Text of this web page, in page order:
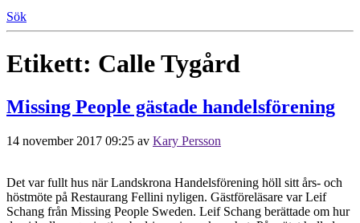
Sök
Etikett: Calle Tygård
Missing People gästade handelsförening
14 november 2017 09:25 av Kary Persson
Det var fullt hus när Landskrona Handelsförening höll sitt års- och
höstmöte på Restaurang Fellini nyligen. Gästföreläsare var Leif
Schang från Missing People Sweden. Leif Schang berättade om hur